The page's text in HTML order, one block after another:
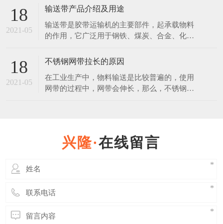
的，放在恶劣环境下，也会生锈。 不锈钢是
钢称为不锈钢。不锈钢是在通常碳素钢中增加
一定含量的铬元素锻炼制成的。不锈钢之所以
18
2021-05
输送带产品介绍及用途
输送带是胶带运输机的主要部件，起承载物料
的作用，它广泛用于钢铁、煤炭、合金、化
载体和其运输方式相比具有操作安全、使用方
便、维修容易、运费低廉且可实现连续化，缩
短运输距离等优点。 普通输送带产品说明：
覆盖层：拉伸强度不小于15Mpa，扯断伸长度
18
2021-05
不锈钢网带拉长的原因
在工业生产中，物料输送是比较普遍的，使用
网带的过程中，网带会伸长，那么，不锈钢网
性，而这些伸长后是缩不回来的。 延伸性的
在线留言